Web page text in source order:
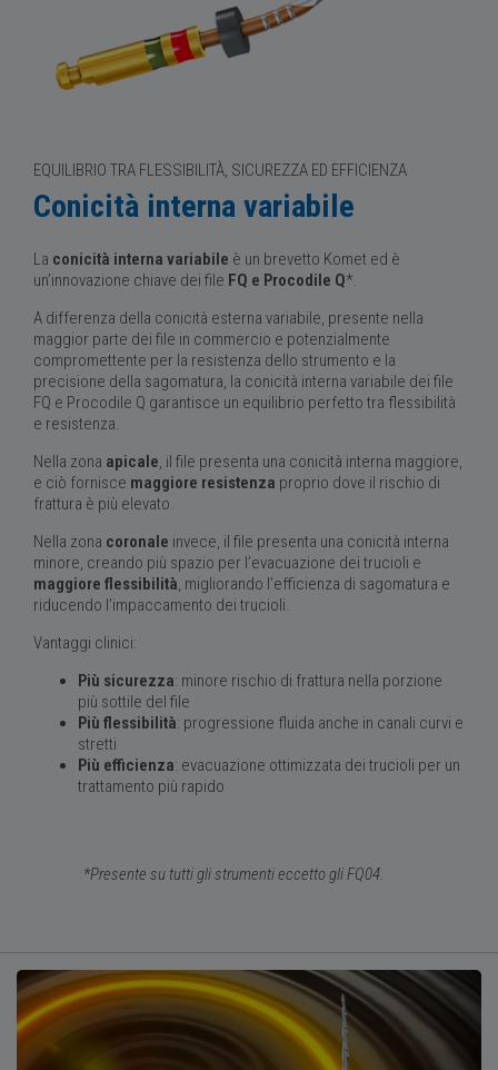
EQUILIBRIO TRA FLESSIBILITÀ, SICUREZZA ED EFFICIENZA
Conicità interna variabile
La conicità interna variabile è un brevetto Komet ed è
un’innovazione chiave dei file FQ e Procodile Q*.
A differenza della conicità esterna variabile, presente nella
maggior parte dei file in commercio e potenzialmente
compromettente per la resistenza dello strumento e la
precisione della sagomatura, la conicità interna variabile dei file
FQ e Procodile Q garantisce un equilibrio perfetto tra flessibilità
e resistenza.
Nella zona apicale, il file presenta una conicità interna maggiore,
e ciò fornisce maggiore resistenza proprio dove il rischio di
frattura è più elevato.
Nella zona coronale invece, il file presenta una conicità interna
minore, creando più spazio per l’evacuazione dei trucioli e
maggiore flessibilità, migliorando l’efficienza di sagomatura e
riducendo l’impaccamento dei trucioli.
Vantaggi clinici:
Più sicurezza: minore rischio di frattura nella porzione
più sottile del file
Più flessibilità: progressione fluida anche in canali curvi e
stretti
Più efficienza: evacuazione ottimizzata dei trucioli per un
trattamento più rapido
*Presente su tutti gli strumenti eccetto gli FQ04.